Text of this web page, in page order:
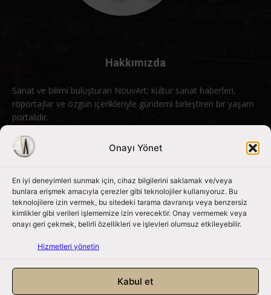
Onayı Yönet
En iyi deneyimleri sunmak için, cihaz bilgilerini saklamak ve/veya
bunlara erişmek amacıyla çerezler gibi teknolojiler kullanıyoruz. Bu
teknolojilere izin vermek, bu sitedeki tarama davranışı veya benzersiz
kimlikler gibi verileri işlememize izin verecektir. Onay vermemek veya
onayı geri çekmek, belirli özellikleri ve işlevleri olumsuz etkileyebilir.
Hizmetleri yönetin
Kabul et
Hakkımızda
Sanat ve bilimi buluşturan NouvArt; kültür sanat haberleri,
röportajlar ve özgün içerikleriyle gündemi birleştiren bir yaşam
portalıdır.
Bizimle iletişime geçin: info@nouvart.net
Bizi Takip Edin